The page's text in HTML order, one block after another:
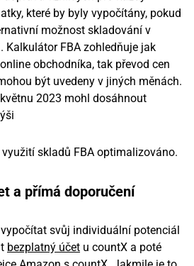
které by byly vypočítány, pokud
možnost skladování v
Kalkulátor FBA zohledňuje jak
obchodníka, tak převod cen
být uvedeny v jiných měnách.
2023 mohl dosáhnout
skladů FBA optimalizováno.
a přímá doporučení
svůj individuální potenciál
bezplatný účet u countX a poté